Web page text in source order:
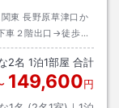
東 長野原草津口か
車２階出口→徒歩約
2名 1泊1部屋 合計
149,600円